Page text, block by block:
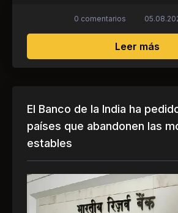
Leer más
0 comentarios
El Banco de la India ha
países que abandonen las
estables